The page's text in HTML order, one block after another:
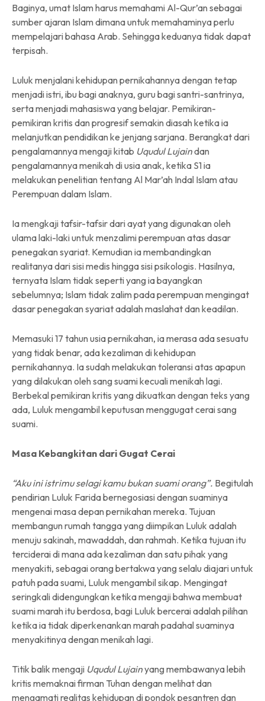
Baginya, umat Islam harus memahami Al-Qur’an sebagai
sumber ajaran Islam dimana untuk memahaminya perlu
mempelajari bahasa Arab. Sehingga keduanya tidak dapat
terpisah.
Luluk menjalani kehidupan pernikahannya dengan tetap
menjadi istri, ibu bagi anaknya, guru bagi santri-santrinya,
serta menjadi mahasiswa yang belajar. Pemikiran-
pemikiran kritis dan progresif semakin diasah ketika ia
melanjutkan pendidikan ke jenjang sarjana. Berangkat dari
pengalamannya mengaji kitab Uqudul Lujaindan
pengalamannya menikah di usia anak, ketika S1 ia
melakukan penelitian tentang Al Mar’ah Indal Islam atau
Perempuan dalam Islam.
Ia mengkaji tafsir-tafsir dari ayat yang digunakan oleh
ulama laki-laki untuk menzalimi perempuan atas dasar
penegakan syariat. Kemudian ia membandingkan
realitanya dari sisi medis hingga sisi psikologis. Hasilnya,
ternyata Islam tidak seperti yang ia bayangkan
sebelumnya; Islam tidak zalim pada perempuan mengingat
dasar penegakan syariat adalah maslahat dan keadilan.
Memasuki 17 tahun usia pernikahan, ia merasa ada sesuatu
yang tidak benar, ada kezaliman di kehidupan
pernikahannya. Ia sudah melakukan toleransi atas apapun
yang dilakukan oleh sang suami kecuali menikah lagi.
Berbekal pemikiran kritis yang dikuatkan dengan teks yang
ada, Luluk mengambil keputusan menggugat cerai sang
suami.
Masa Kebangkitan dari Gugat Cerai
“Aku ini istrimu selagi kamu bukan suami orang”. Begitulah
pendirian Luluk Farida bernegosiasi dengan suaminya
mengenai masa depan pernikahan mereka. Tujuan
membangun rumah tangga yang diimpikan Luluk adalah
menuju sakinah, mawaddah, dan rahmah. Ketika tujuan itu
terciderai di mana ada kezaliman dan satu pihak yang
menyakiti, sebagai orang bertakwa yang selalu diajari untuk
patuh pada suami, Luluk mengambil sikap. Mengingat
seringkali didengungkan ketika mengaji bahwa membuat
suami marah itu berdosa, bagi Luluk bercerai adalah pilihan
ketika ia tidak diperkenankan marah padahal suaminya
menyakitinya dengan menikah lagi.
Titik balik mengaji Uqudul Lujainyang membawanya lebih
kritis memaknai firman Tuhan dengan melihat dan
mengamati realitas kehidupan di pondok pesantren dan